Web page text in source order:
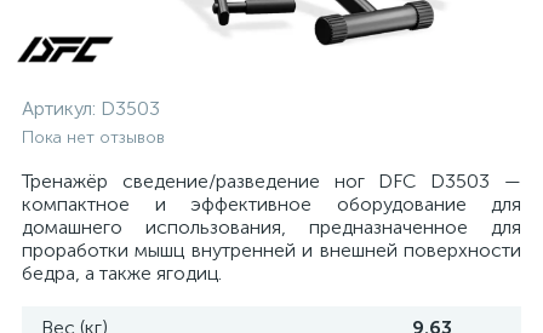
Артикул: D3503
Пока нет отзывов
Тренажёр сведение/разведение ног DFC D3503 —
компактное и эффективное оборудование для
домашнего использования, предназначенное для
проработки мышц внутренней и внешней поверхности
бедра, а также ягодиц.
Вес (кг)
9.63